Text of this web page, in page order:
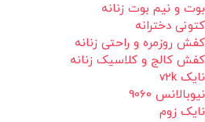
بوت و نیم بوت زنانه
کتونی دخترانه
کفش روزمره و راحتی زنانه
کفش کالج و کلاسیک زنانه
نایک v2k
نیوبالانس 9060
نایک زوم